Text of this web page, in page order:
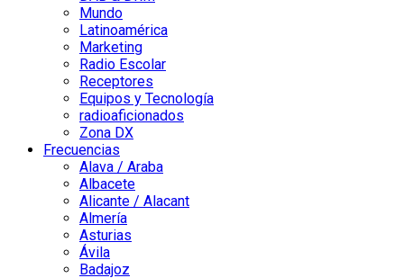
Mundo
Latinoamérica
Marketing
Radio Escolar
Receptores
Equipos y Tecnología
radioaficionados
Zona DX
Frecuencias
Alava / Araba
Albacete
Alicante / Alacant
Almería
Asturias
Ávila
Badajoz